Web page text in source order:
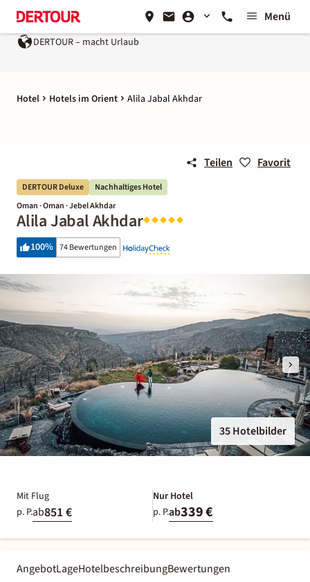
Menü
DERTOUR – macht Urlaub
Hotel Hotels im Orient Alila Jabal Akhdar
Teilen Favorit
DERTOUR Deluxe
Nachhaltiges Hotel
Oman · Oman · Jebel Akhdar
Alila Jabal Akhdar
100% 74 Bewertungen
35 Hotelbilder
Mit Flug
p. P.ab851 €
Nur Hotel
p. P.ab339 €
AngebotLageHotelbeschreibungBewertungen